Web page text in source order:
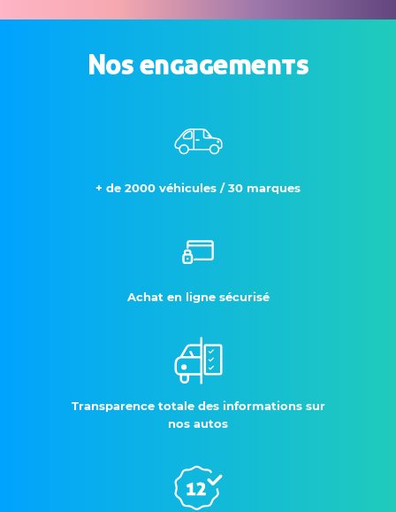
Nos engagements
+ de 2000 véhicules / 30 marques
Achat en ligne sécurisé
Transparence totale des informations sur
nos autos